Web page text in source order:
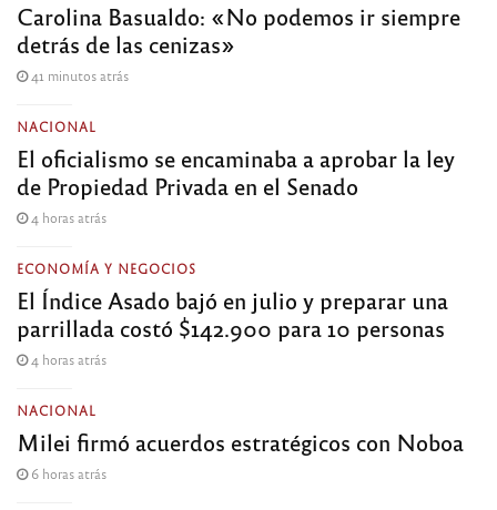
Carolina Basualdo: «No podemos ir siempre
detrás de las cenizas»
41 minutos atrás
NACIONAL
El oficialismo se encaminaba a aprobar la ley
de Propiedad Privada en el Senado
4 horas atrás
ECONOMÍA Y NEGOCIOS
El Índice Asado bajó en julio y preparar una
parrillada costó $142.900 para 10 personas
4 horas atrás
NACIONAL
Milei firmó acuerdos estratégicos con Noboa
6 horas atrás